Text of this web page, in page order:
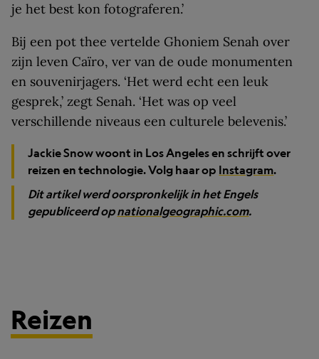
je het best kon fotograferen.’
Bij een pot thee vertelde Ghoniem Senah over
zijn leven Caïro, ver van de oude monumenten
en souvenirjagers. ‘Het werd echt een leuk
gesprek,’ zegt Senah. ‘Het was op veel
verschillende niveaus een culturele belevenis.’
Jackie Snow woont in Los Angeles en schrijft over
reizen en technologie. Volg haar op Instagram.
Dit artikel werd oorspronkelijk in het Engels
gepubliceerd opnationalgeographic.com.
Reizen